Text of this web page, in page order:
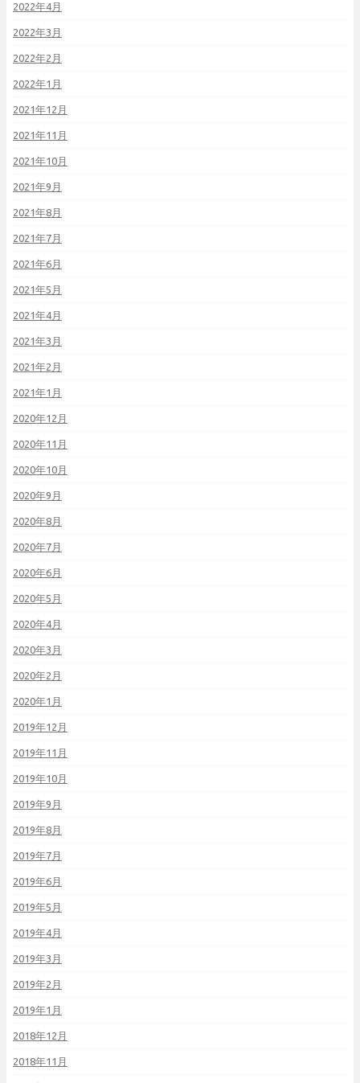
2022年4月
2022年3月
2022年2月
2022年1月
2021年12月
2021年11月
2021年10月
2021年9月
2021年8月
2021年7月
2021年6月
2021年5月
2021年4月
2021年3月
2021年2月
2021年1月
2020年12月
2020年11月
2020年10月
2020年9月
2020年8月
2020年7月
2020年6月
2020年5月
2020年4月
2020年3月
2020年2月
2020年1月
2019年12月
2019年11月
2019年10月
2019年9月
2019年8月
2019年7月
2019年6月
2019年5月
2019年4月
2019年3月
2019年2月
2019年1月
2018年12月
2018年11月